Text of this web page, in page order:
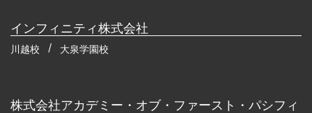
インフィニティ株式会社
川越校 大泉学園校
株式会社アカデミー・オブ・ファースト・パシフィ